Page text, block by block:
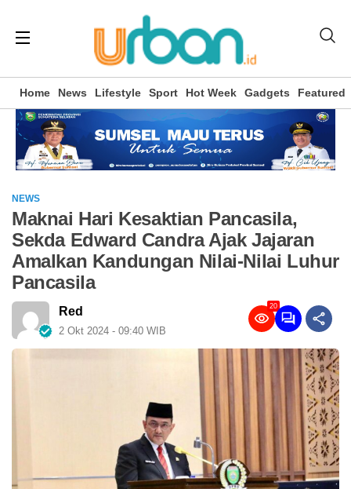
Home News Lifestyle Sport Hot Week Gadgets Featured
NEWS
Maknai Hari Kesaktian Pancasila,
Sekda Edward Candra Ajak Jajaran
Amalkan Kandungan Nilai-Nilai Luhur
Pancasila
Red
2 Okt 2024 - 09:40 WIB
20